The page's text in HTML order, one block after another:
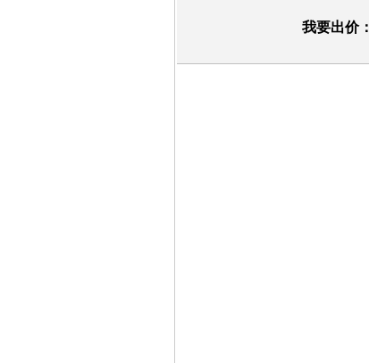
我要出价：